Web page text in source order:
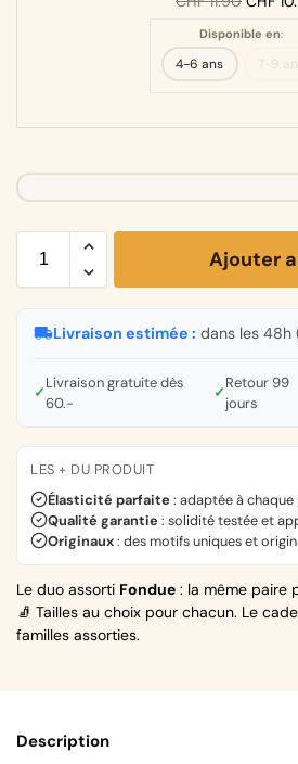
Disponible en:
4-6 ans
Ajouter
Livraison estimée : dans les 48h
✓
Livraison gratuite dès
60.-
✓
Retour 99
jours
LES + DU PRODUIT
Élasticité parfaite : adaptée à
Qualité garantie : solidité testée et
Originaux: des motifs uniques et
Le duo assorti Fondue : la même paire
🧦 Tailles au choix pour chacun. Le
familles assorties.
Description